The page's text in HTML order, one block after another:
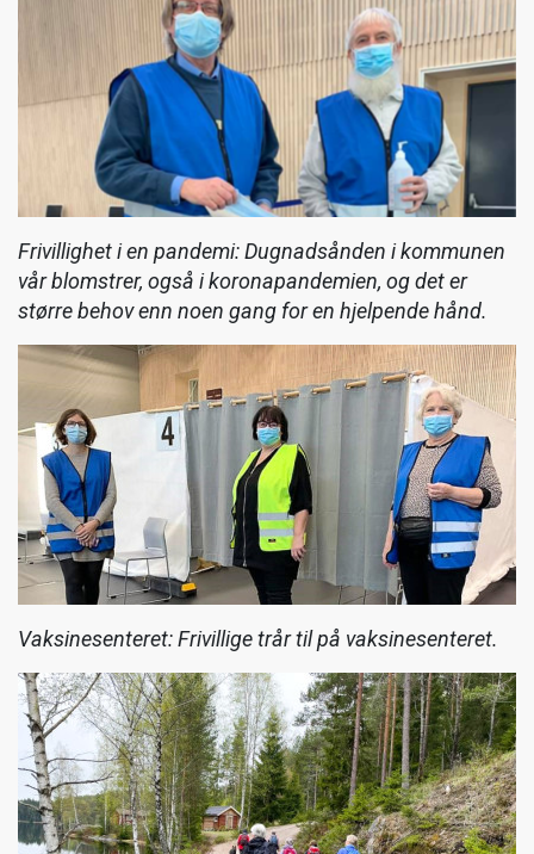
Frivillighet i en pandemi: Dugnadsånden i kommunen
vår blomstrer, også i koronapandemien, og det er
større behov enn noen gang for en hjelpende hånd.
Vaksinesenteret: Frivillige trår til på vaksinesenteret.